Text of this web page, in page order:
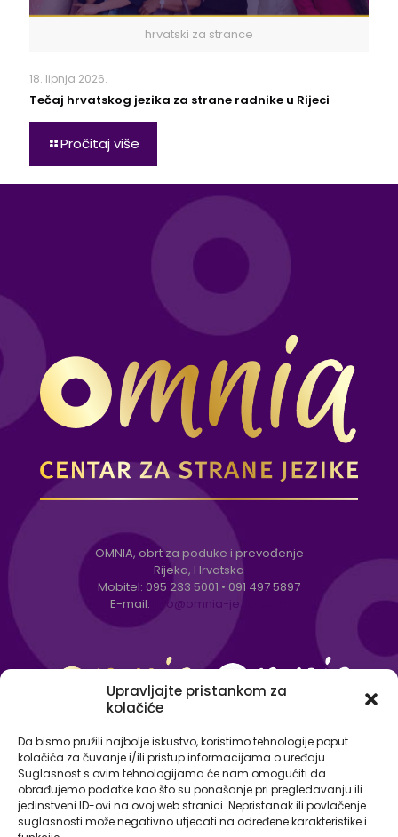
Upravljajte pristankom za
kolačiće
Da bismo pružili najbolje iskustvo, koristimo tehnologije poput
kolačića za čuvanje i/ili pristup informacijama o uređaju.
Suglasnost s ovim tehnologijama će nam omogućiti da
obrađujemo podatke kao što su ponašanje pri pregledavanju ili
jedinstveni ID-ovi na ovoj web stranici. Nepristanak ili povlačenje
suglasnosti može negativno utjecati na određene karakteristike i
hrvatski za strance
18. lipnja 2026.
Tečaj hrvatskog jezika za strane radnike u Rijeci
Pročitaj više
OMNIA, obrt za poduke i prevođenje
Rijeka, Hrvatska
Mobitel: 095 233 5001 • 091 497 5897
E-mail:
info@omnia-jezici.com